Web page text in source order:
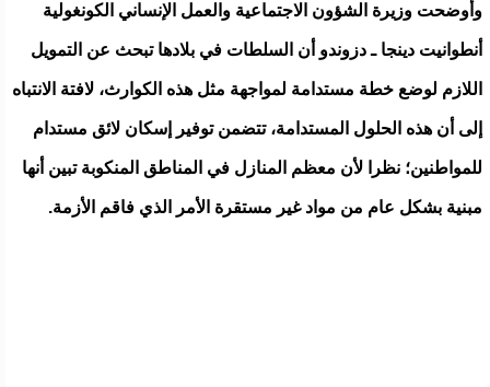
وأوضحت وزيرة الشؤون الاجتماعية والعمل الإنساني الكونغولية
أنطوانيت دينجا ـ دزوندو أن السلطات في بلادها تبحث عن التمويل
اللازم لوضع خطة مستدامة لمواجهة مثل هذه الكوارث، لافتة الانتباه
إلى أن هذه الحلول المستدامة، تتضمن توفير إسكان لائق مستدام
للمواطنين؛ نظرا لأن معظم المنازل في المناطق المنكوبة تبين أنها
مبنية بشكل عام من مواد غير مستقرة الأمر الذي فاقم الأزمة.